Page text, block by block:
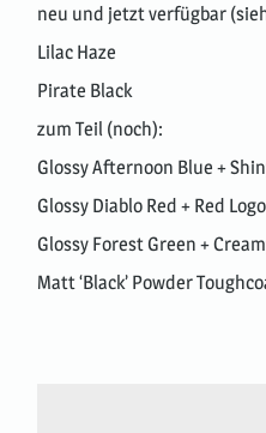
neu und jetzt verfügbar
Lilac Haze
Pirate Black
zum Teil (noch):
Glossy Afternoon Blue +
Glossy Diablo Red + Red Logo
Glossy Forest Green +
Matt ‘Black’ Powder